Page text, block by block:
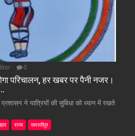
0
परिचालन, हर खबर पर पैनी नजर।
ने यात्रियों की सुबिधा को ध्यान में रखते
राज्य समस्तीपुर